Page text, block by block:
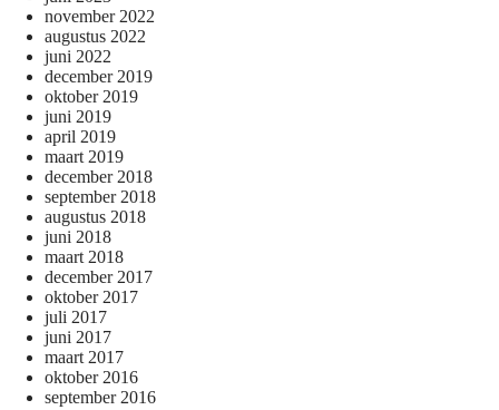
november 2022
augustus 2022
juni 2022
december 2019
oktober 2019
juni 2019
april 2019
maart 2019
december 2018
september 2018
augustus 2018
juni 2018
maart 2018
december 2017
oktober 2017
juli 2017
juni 2017
maart 2017
oktober 2016
september 2016